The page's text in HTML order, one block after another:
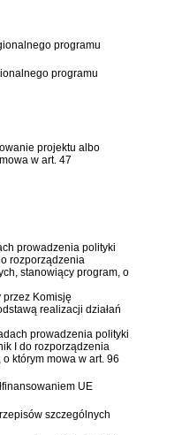
programu
programu
projektu albo
w art. 47
prowadzenia polityki
rozporządzenia
stanowiący program, o
przez Komisję
realizacji działań
prowadzenia polityki
I do rozporządzenia
którym mowa w art. 96
UE
szczególnych